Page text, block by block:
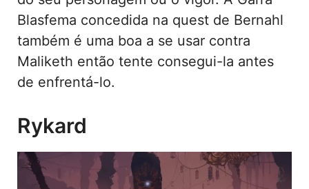
Blasfema concedida na quest de Bernahl
também é uma boa a se usar contra
Maliketh então tente consegui-la antes
de enfrentá-lo.
Rykard